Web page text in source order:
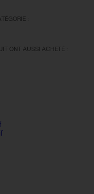
:
ONT AUSSI ACHETÉ :